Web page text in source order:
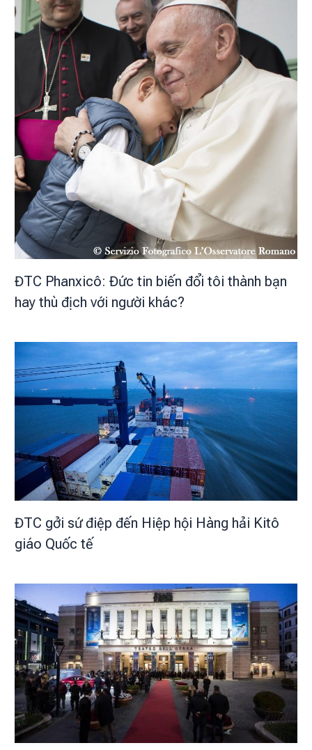
ĐTC Phanxicô: Đức tin biến đổi tôi thành bạn
hay thù địch với người khác?
ĐTC gởi sứ điệp đến Hiệp hội Hàng hải Kitô
giáo Quốc tế